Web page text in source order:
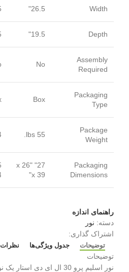
Width
26.5"
Depth
19.5"
Assembly
Required
No
Packaging
Type
Box
Package
Weight
55 lbs.
Packaging
Dimensions
27" x 26"
x 39"
راهنمای اندازه
دسته: نور
اشتراک گذاری:
توضیحات جدول ویژگی‌ها نظرات
توضیحات
نور اسلیم پرو 30 ال ای دی